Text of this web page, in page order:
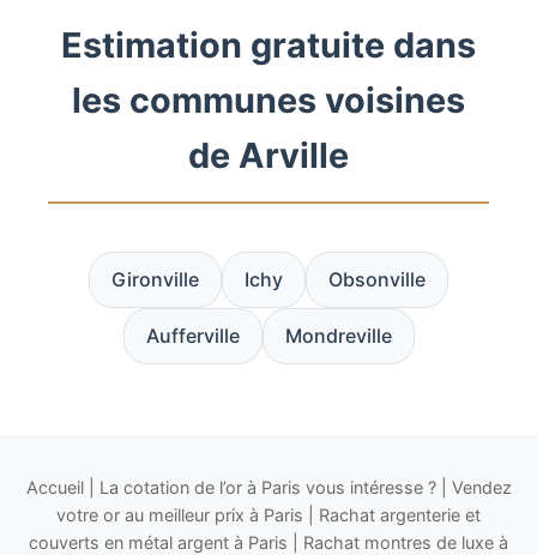
Estimation gratuite dans
les communes voisines
de Arville
Gironville Ichy Obsonville
Aufferville Mondreville
Accueil| La cotation de l’or à Paris vous intéresse ?| Vendez
votre or au meilleur prix à Paris
Rachat argenterie et
couverts en métal argent à Paris
Rachat montres de luxe à